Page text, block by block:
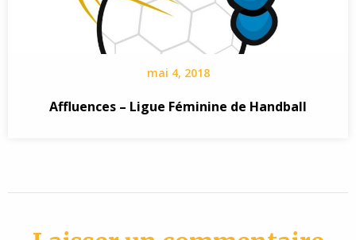
mai 4, 2018
Affluences – Ligue Féminine de Handball